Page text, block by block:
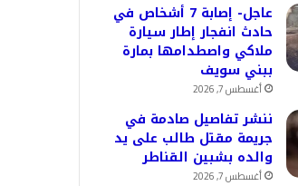
عاجل- إصابة 7 أشخاص في
حادث انفجار إطار سيارة
ملاكي واصطدامها بمارة
ببني سويف
أغسطس 7, 2026
ننشر تفاصيل صادمة في
جريمة مقتل طالب على يد
والده بشبين القناطر
أغسطس 7, 2026